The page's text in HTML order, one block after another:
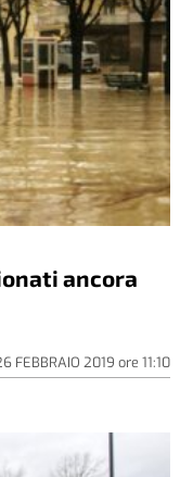
ancora
FEBBRAIO 2019 ore 11:10